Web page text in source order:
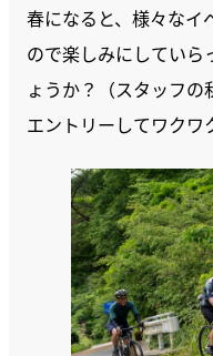
春になると、様々なイ
ので楽しみにしていら
ょうか？（スタッフ
エントリーしてワクワ